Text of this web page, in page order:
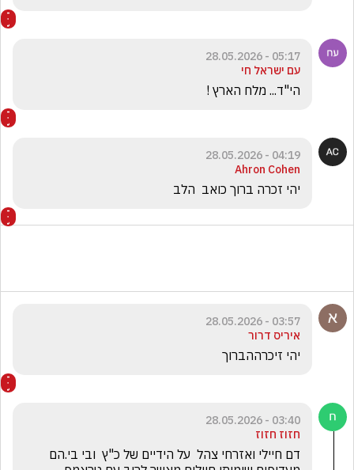
05:17 - 28.05.2026
עם ישראל חי
הי"ד... מלח הארץ !
04:19 - 28.05.2026
Ahron Cohen
יהי זכרה ברוך כואב  הלב
03:57 - 28.05.2026
איריס דרור
יהי זיכרההברוך
03:40 - 28.05.2026
חזוז חזוז